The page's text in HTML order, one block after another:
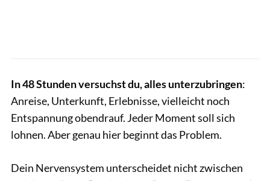
In 48 Stunden versuchst du, alles unterzubringen:
Anreise, Unterkunft, Erlebnisse, vielleicht noch
Entspannung obendrauf. Jeder Moment soll sich
lohnen. Aber genau hier beginnt das Problem.
Dein Nervensystem unterscheidet nicht zwischen